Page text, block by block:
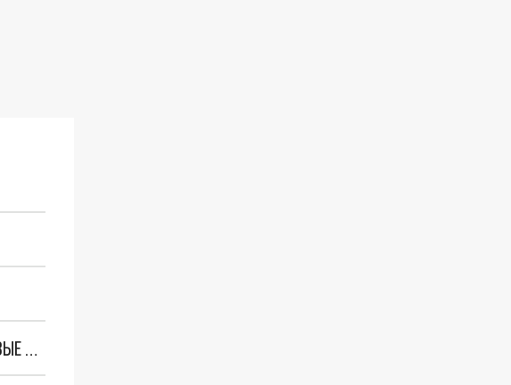
"ОЧЕНЬ ПЛОХИЕ НОВОСТИ": БОЛЬШАЯ ОШИБКА PALANTIR В РОССИИ. СТРАНЫ НАТО ВПЕРВЫЕ ЗА СВО ОСТАНОВИЛИ ПОСТАВКИ ОРУЖИЯ. ВСУ ТЕРЯЮТ ПРИГРАНИЧЬЕ?